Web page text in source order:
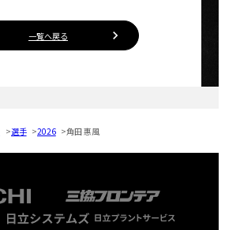
一覧へ戻る
選手 2026 角田 惠風